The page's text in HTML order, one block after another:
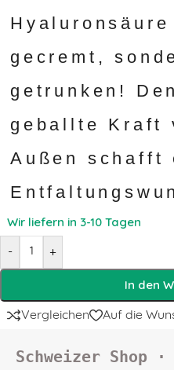
gecremt,
getrunken!
geballte Kraft
Außen schafft
Wir liefern in 3-10 Tagen
- +
In den
Vergleichen Auf die
Schweizer Shop